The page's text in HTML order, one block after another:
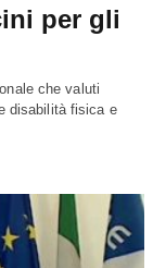
per gli
che valuti
disabilità fisica e